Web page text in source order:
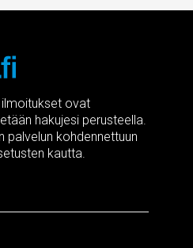
ovat
hakujesi perusteella.
palvelun kohdennettuun
kautta.